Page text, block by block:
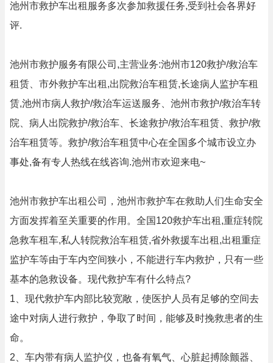
池州市救护车出租服务多次参加救援任务,受到社会各界好
评.
池州市救护服务有限公司,主营业务:池州市120救护/救治车
租赁、市外救护车出租,出院救治车租赁,长途病人监护车租
赁,池州市病人救护/救治车运送服务、池州市救护/救治车转
院、病人出院救护/救治车、长途救护/救治车租赁、救护/救
治车租赁等。救护/救治车租赁中心在全国多个城市设立办
事处,备有专人热线在线咨询.池州市欢迎来电~
池州市救护车出租公司，池州市救护车在救助人们生命安全
方面发挥着至关重要的作用。全国120救护车出租,重症转院
急救车租车,私人转院救治车租赁,省外救援车出租,出租重症
监护车等由于车内空间狭小，不能进行车内救护，只有一些
基本的急救设备。现代救护车有什么特点?
1、现代救护车内部比较宽敞，使医护人员有足够的空间去
途中对病人进行救护，争取了时间，能够及时挽救患者的生
命。
2、车内带有病人监护仪，也备有氧气、心脏起搏除颤器、